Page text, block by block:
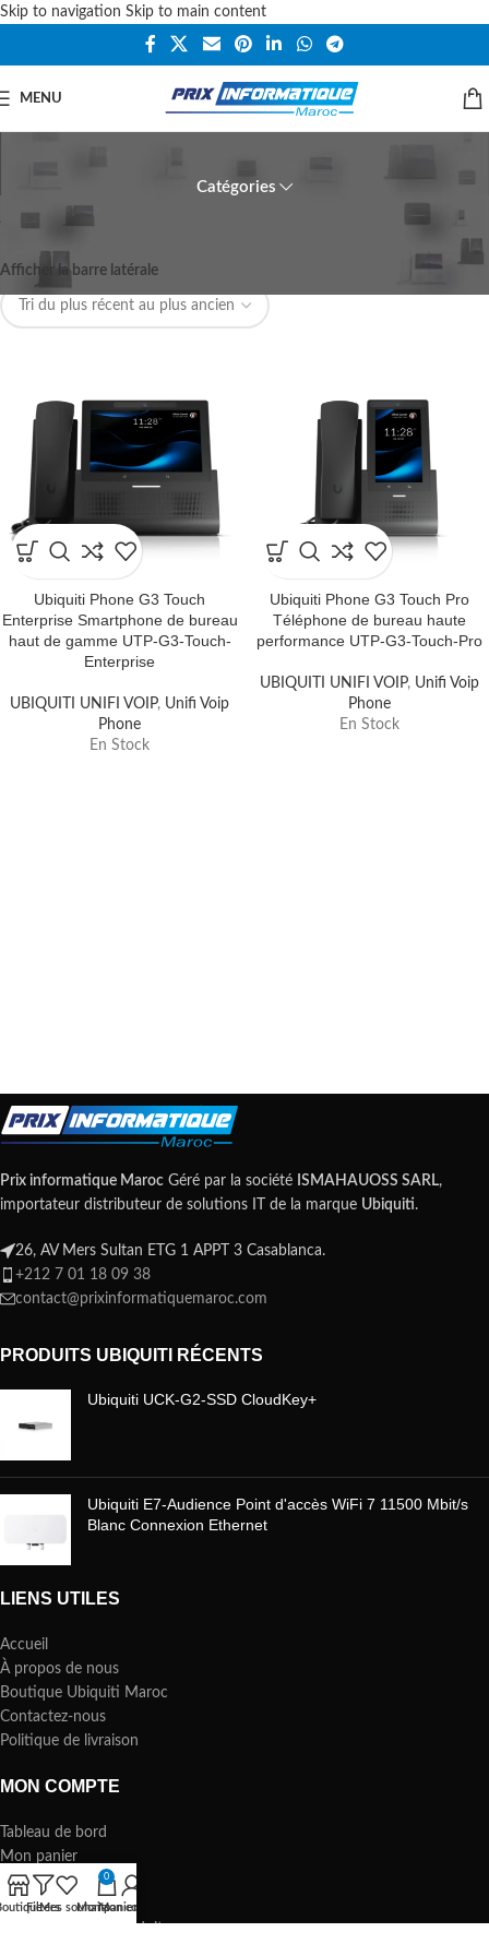
Skip to navigation Skip to main content
MENU
Unifi Voip Phone
Catégories
2 résultats affichés
Afficher la barre latérale
Ubiquiti Phone G3 Touch
Enterprise Smartphone de bureau
haut de gamme UTP-G3-Touch-
Enterprise
UBIQUITI UNIFI VOIP, Unifi Voip
Phone
En Stock
Ubiquiti Phone G3 Touch Pro
Téléphone de bureau haute
performance UTP-G3-Touch-Pro
UBIQUITI UNIFI VOIP, Unifi Voip
Phone
En Stock
Prix informatique Maroc Géré par la société ISMAHAUOSS SARL,
importateur distributeur de solutions IT de la marque Ubiquiti.
26, AV Mers Sultan ETG 1 APPT 3 Casablanca.
+212 7 01 18 09 38
contact@prixinformatiquemaroc.com
PRODUITS UBIQUITI RÉCENTS
Ubiquiti UCK-G2-SSD CloudKey+
Ubiquiti E7-Audience Point d'accès WiFi 7 11500 Mbit/s
Blanc Connexion Ethernet
LIENS UTILES
Accueil
À propos de nous
Boutique Ubiquiti Maroc
Contactez-nous
Politique de livraison
MON COMPTE
Tableau de bord
Mon panier
Ma commande
Ma liste de souhaits
Filters
Mes souhaits
0
Mon panier
Mon compte